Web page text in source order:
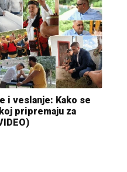
i veslanje: Kako se
pripremaju za